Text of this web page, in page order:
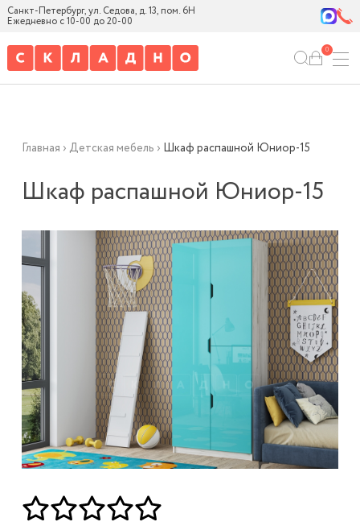
Санкт-Петербург, ул. Седова, д. 13, пом. 6Н
Ежедневно с 10-00 до 20-00
0
Главная › Детская мебель › Шкаф распашной Юниор-15
Шкаф распашной Юниор-15